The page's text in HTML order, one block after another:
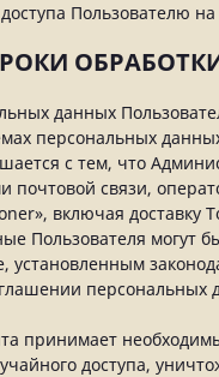
Пользователю
данных
персональных
с тем, что
почтовой связи,
включая доставку
Пользователя могут
установленным
принимает
доступа,